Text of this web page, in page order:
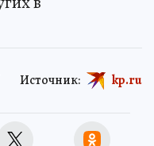
Источник: kp.ru